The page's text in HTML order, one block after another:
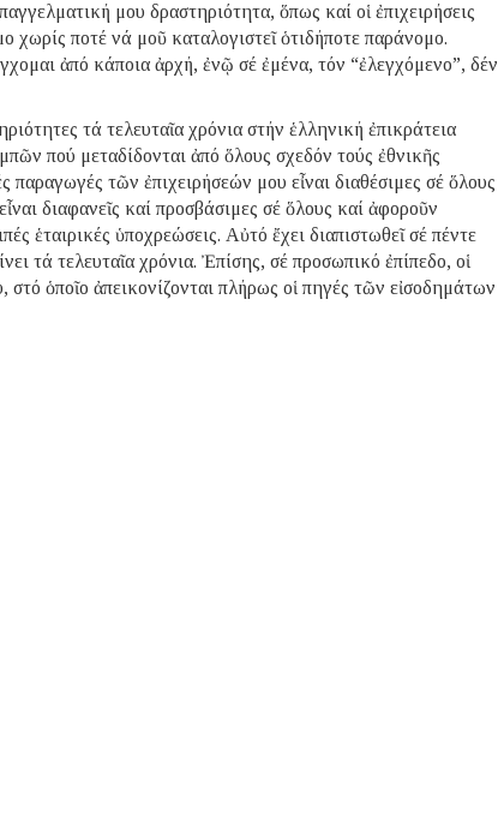
μου δραστηριότητα, ὅπως καί οἱ ἐπιχειρήσεις
χωρίς ποτέ νά μοῦ καταλογιστεῖ ὁτιδήποτε παράνομο.
ἀπό κάποια ἀρχή, ἐνῷ σέ ἐμένα, τόν “ἐλεγχόμενο”, δέν
τά τελευταῖα χρόνια στήν ἑλληνική ἐπικράτεια
πού μεταδίδονται ἀπό ὅλους σχεδόν τούς ἐθνικῆς
παραγωγές τῶν ἐπιχειρήσεών μου εἶναι διαθέσιμες σέ ὅλους
διαφανεῖς καί προσβάσιμες σέ ὅλους καί ἀφοροῦν
ἑταιρικές ὑποχρεώσεις. Αὐτό ἔχει διαπιστωθεῖ σέ πέντε
τά τελευταῖα χρόνια. Ἐπίσης, σέ προσωπικό ἐπίπεδο, οἱ
ὁποῖο ἀπεικονίζονται πλήρως οἱ πηγές τῶν εἰσοδημάτων